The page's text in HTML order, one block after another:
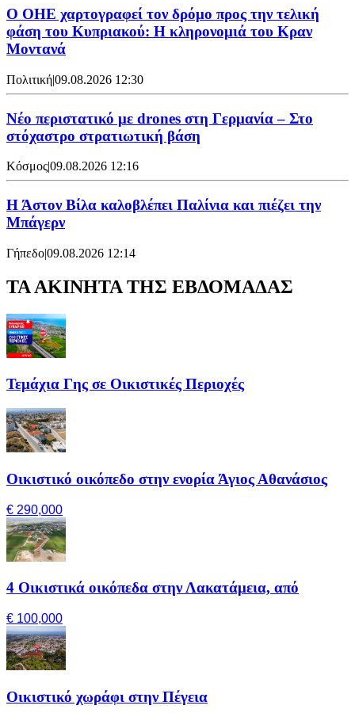
Ο ΟΗΕ χαρτογραφεί τον δρόμο προς την τελική
φάση του Κυπριακού: Η κληρονομιά του Κραν
Μοντανά
Πολιτική|09.08.2026 12:30
Νέο περιστατικό με drones στη Γερμανία – Στο
στόχαστρο στρατιωτική βάση
Κόσμος|09.08.2026 12:16
Η Άστον Βίλα καλοβλέπει Παλίνια και πιέζει την
Μπάγερν
Γήπεδο|09.08.2026 12:14
ΤΑ ΑΚΙΝΗΤΑ ΤΗΣ ΕΒΔΟΜΑΔΑΣ
Τεμάχια Γης σε Οικιστικές Περιοχές
Οικιστικό οικόπεδο στην ενορία Άγιος Αθανάσιος
€ 290,000
4 Οικιστικά οικόπεδα στην Λακατάμεια, από
€ 100,000
Οικιστικό χωράφι στην Πέγεια